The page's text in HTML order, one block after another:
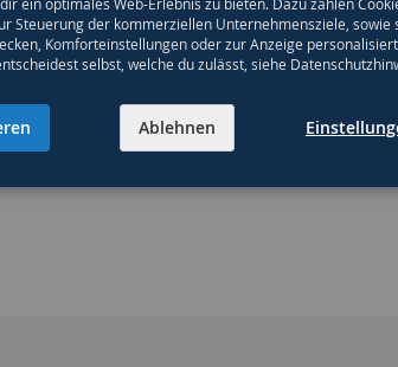
Steuerung der kommerziellen Unternehmensziele, sowie
Komforteinstellungen oder zur Anzeige
selbst, welche du zulässt, siehe
Ablehnen